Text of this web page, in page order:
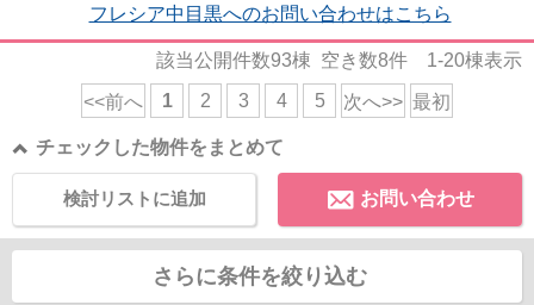
フレシア中目黒へのお問い合わせはこちら
該当公開件数93棟 空き数8件 1-20棟表示
<<前へ 1 2 3 4 5 次へ>> 最初
チェックした物件をまとめて
お問い合わせ
検討リストに追加
さらに条件を絞り込む